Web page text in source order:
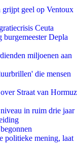
geel op Ventoux
Ceuta
Depla
miljoenen aan
die mensen
Straat van Hormuz
in ruim drie jaar
politieke mening, laat